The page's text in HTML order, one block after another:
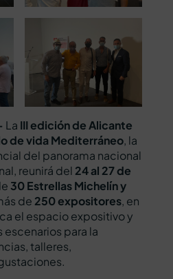
La III edición de Alicante
de vida Mediterráneo, la
del panorama nacional
reunirá del 24 al 27 de
30 Estrellas Michelín y
de 250 expositores, en
el espacio expositivo y
para la
talleres,